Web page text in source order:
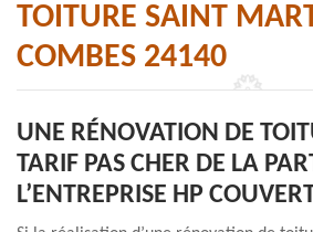
TOITURE SAINT
COMBES 24140
UNE RÉNOVATION DE
TARIF PAS CHER DE LA
L’ENTREPRISE HP